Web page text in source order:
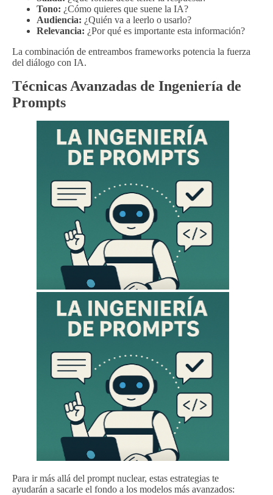
Tono: ¿Cómo quieres que suene la IA?
Audiencia: ¿Quién va a leerlo o usarlo?
Relevancia: ¿Por qué es importante esta información?
La combinación de entreambos frameworks potencia la fuerza
del diálogo con IA.
Técnicas Avanzadas de Ingeniería de
Prompts
Para ir más allá del prompt nuclear, estas estrategias te
ayudarán a sacarle el fondo a los modelos más avanzados: